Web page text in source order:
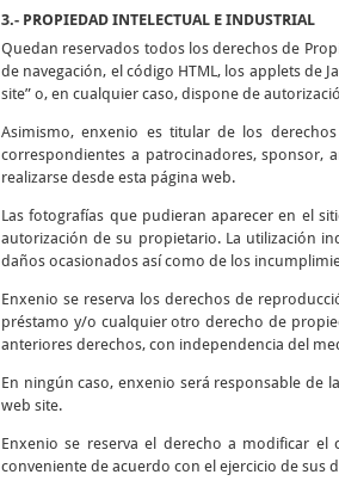
3.- PROPIEDAD INTELECTUAL E INDUSTRIAL
Quedan reservados todos los derechos de
de navegación, el código HTML, los applets de
site” o, en cualquier caso, dispone de
Asimismo, enxenio es titular de los
correspondientes a patrocinadores, sponsor,
realizarse desde esta página web.
Las fotografías que pudieran aparecer en el
autorización de su propietario. La utilización
daños ocasionados así como de los
Enxenio se reserva los derechos de
préstamo y/o cualquier otro derecho de
anteriores derechos, con independencia del
En ningún caso, enxenio será responsable de
web site.
Enxenio se reserva el derecho a modificar
conveniente de acuerdo con el ejercicio de sus